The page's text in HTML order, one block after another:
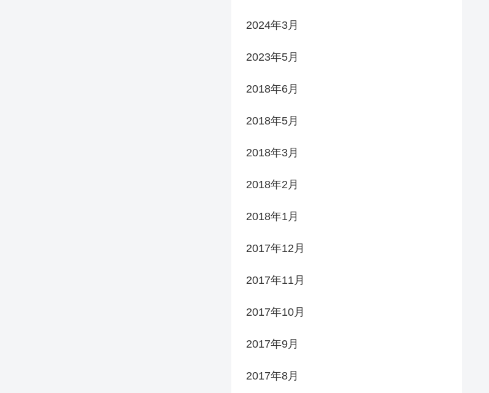
2024年3月
2023年5月
2018年6月
2018年5月
2018年3月
2018年2月
2018年1月
2017年12月
2017年11月
2017年10月
2017年9月
2017年8月